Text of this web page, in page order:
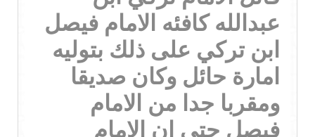
عبدالله كافئه الامام فيصل
ابن تركي على ذلك بتوليه
امارة حائل وكان صديقا
ومقربا جدا من الامام
فيصل حتى ان الامام